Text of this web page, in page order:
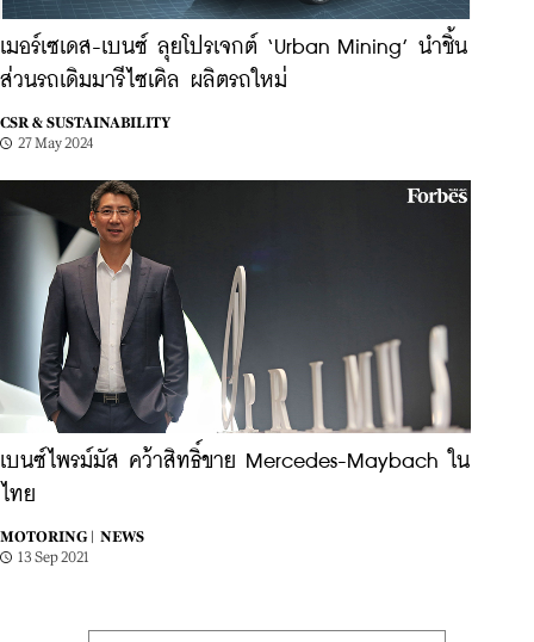
เมอร์เซเดส-เบนซ์ ลุยโปรเจกต์ ‘Urban Mining’ นำชิ้น
ส่วนรถเดิมมารีไซเคิล ผลิตรถใหม่
CSR & SUSTAINABILITY
27 May 2024
เบนซ์ไพรม์มัส คว้าสิทธิ์ขาย Mercedes-Maybach ใน
ไทย
MOTORING |
NEWS
13 Sep 2021